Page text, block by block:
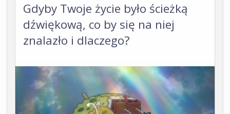
Gdyby Twoje życie było ścieżką
dźwiękową, co by się na niej
znalazło i dlaczego?